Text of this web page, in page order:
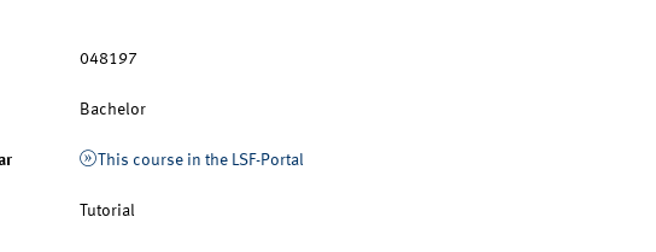
048197
Bachelor
This course in the LSF-Portal
Tutorial